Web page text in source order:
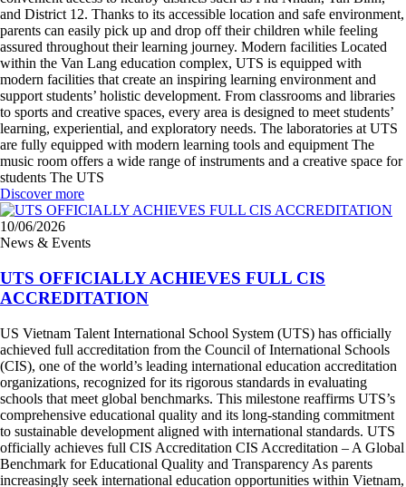
and District 12. Thanks to its accessible location and safe environment,
parents can easily pick up and drop off their children while feeling
assured throughout their learning journey. Modern facilities Located
within the Van Lang education complex, UTS is equipped with
modern facilities that create an inspiring learning environment and
support students’ holistic development. From classrooms and libraries
to sports and creative spaces, every area is designed to meet students’
learning, experiential, and exploratory needs. The laboratories at UTS
are fully equipped with modern learning tools and equipment The
music room offers a wide range of instruments and a creative space for
students The UTS
Discover more
10/06/2026
News & Events
UTS OFFICIALLY ACHIEVES FULL CIS
ACCREDITATION
US Vietnam Talent International School System (UTS) has officially
achieved full accreditation from the Council of International Schools
(CIS), one of the world’s leading international education accreditation
organizations, recognized for its rigorous standards in evaluating
schools that meet global benchmarks. This milestone reaffirms UTS’s
comprehensive educational quality and its long-standing commitment
to sustainable development aligned with international standards. UTS
officially achieves full CIS Accreditation CIS Accreditation – A Global
Benchmark for Educational Quality and Transparency As parents
increasingly seek international education opportunities within Vietnam,